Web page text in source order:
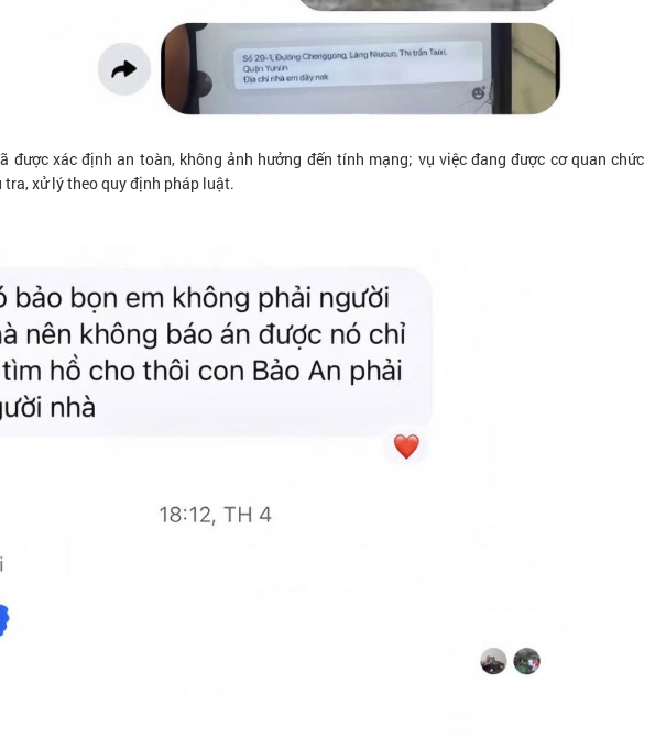
được xác định an toàn, không ảnh hưởng đến tính mạng; vụ việc đang được cơ quan chức
xử lý theo quy định pháp luật.